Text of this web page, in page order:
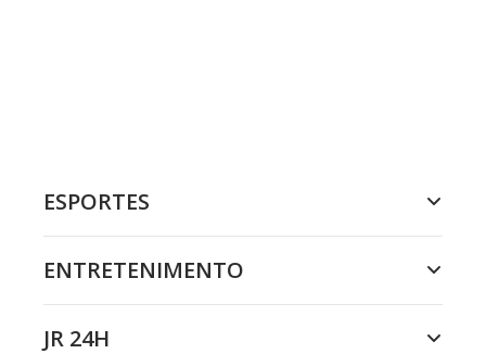
ESPORTES
ENTRETENIMENTO
JR 24H